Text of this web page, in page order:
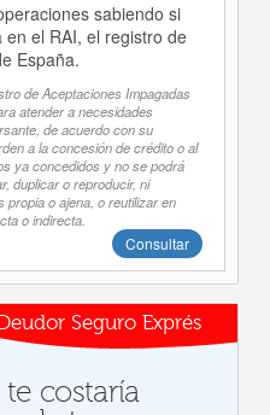
sabiendo si
el RAI, el registro de
España.
de Aceptaciones Impagadas
atender a necesidades
de acuerdo con su
a la concesión de crédito o al
ya concedidos y no se podrá
duplicar o reproducir, ni
propia o ajena, o reutilizar en
o indirecta.
Consultar
Seguro Exprés
costaría